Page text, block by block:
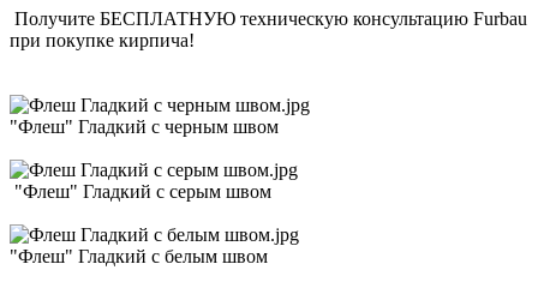
Получите БЕСПЛАТНУЮ техническую консультацию Furbau
при покупке кирпича!
"Флеш" Гладкий с черным швом
"Флеш" Гладкий с серым швом
"Флеш" Гладкий с белым швом